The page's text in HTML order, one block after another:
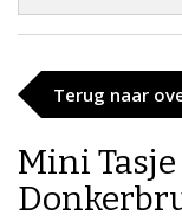
Terug naar
Mini